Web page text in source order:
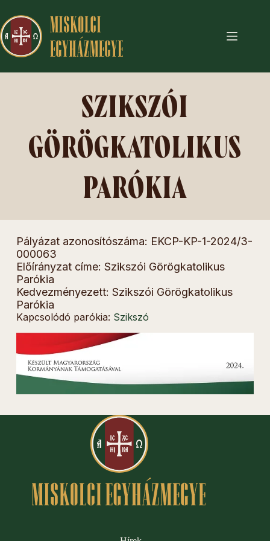
SZIKSZÓI
GÖRÖGKATOLIKUS
PARÓKIA
Pályázat azonosítószáma: EKCP-KP-1-2024/3-
000063
Előírányzat címe: Szikszói Görögkatolikus
Parókia
Kedvezményezett: Szikszói Görögkatolikus
Parókia
Kapcsolódó parókia: Szikszó